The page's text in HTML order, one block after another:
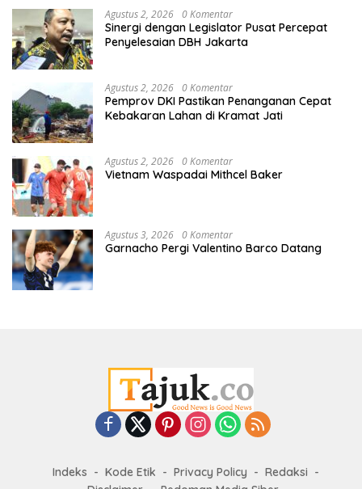
Agustus 2, 2026 0 Komentar
Sinergi dengan Legislator Pusat Percepat
Penyelesaian DBH Jakarta
Agustus 2, 2026 0 Komentar
Pemprov DKI Pastikan Penanganan Cepat
Kebakaran Lahan di Kramat Jati
Agustus 2, 2026 0 Komentar
Vietnam Waspadai Mithcel Baker
Agustus 3, 2026 0 Komentar
Garnacho Pergi Valentino Barco Datang
Indeks Kode Etik Privacy Policy
Redaksi